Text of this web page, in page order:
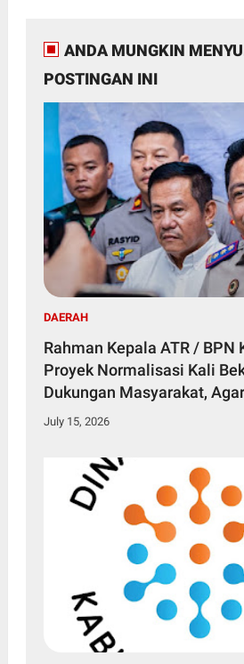
ANDA MUNGKIN
POSTINGAN INI
DAERAH
Rahman Kepala ATR / BPN
Proyek Normalisasi Kali
Dukungan Masyarakat,
Lagi
July 15, 2026